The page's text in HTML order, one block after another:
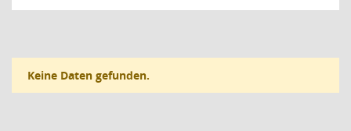
Keine Daten gefunden.